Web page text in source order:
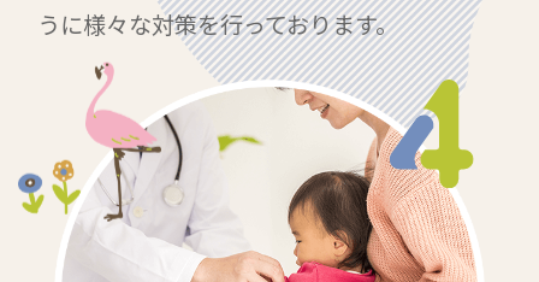
うに様々な対策を行っております。